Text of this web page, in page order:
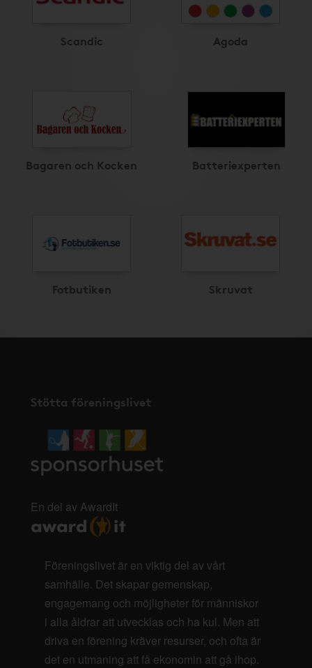
Scandic Agoda
Bagaren och Kocken Batteriexperten
Fotbutiken Skruvat
Stötta föreningslivet
En del av AwardIt
Föreningslivet är en viktig del av vårt
samhälle. Det skapar gemenskap,
engagemang och möjligheter för människor
i alla åldrar att utvecklas och ha kul. Men att
driva en förening kräver resurser, och ofta är
det en utmaning att få ekonomin att gå ihop.